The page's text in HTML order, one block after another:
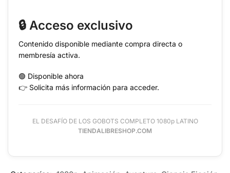
🔒 Acceso exclusivo
Contenido disponible mediante compra directa o
membresía activa.
🟢 Disponible ahora
👉 Solicita más información para acceder.
EL DESAFÍO DE LOS GOBOTS COMPLETO 1080p LATINO
TIENDALIBRESHOP.COM